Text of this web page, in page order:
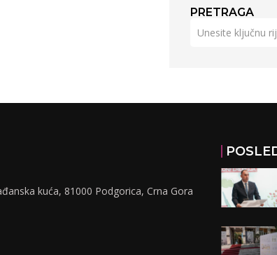
PRETRAGA
kuća, 81000 Podgorica, Crna Gora